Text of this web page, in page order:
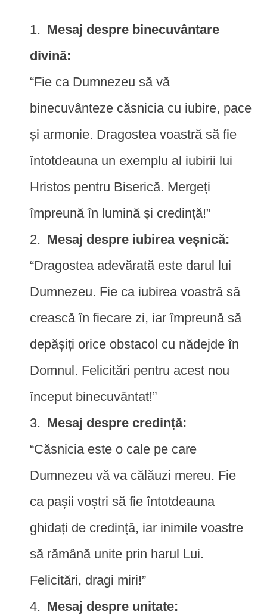
Mesaj despre binecuvântare
divină:
“Fie ca Dumnezeu să vă
binecuvânteze căsnicia cu iubire, pace
și armonie. Dragostea voastră să fie
întotdeauna un exemplu al iubirii lui
Hristos pentru Biserică. Mergeți
împreună în lumină și credință!”
Mesaj despre iubirea veșnică:
“Dragostea adevărată este darul lui
Dumnezeu. Fie ca iubirea voastră să
crească în fiecare zi, iar împreună să
depășiți orice obstacol cu nădejde în
Domnul. Felicitări pentru acest nou
început binecuvântat!”
Mesaj despre credință:
“Căsnicia este o cale pe care
Dumnezeu vă va călăuzi mereu. Fie
ca pașii voștri să fie întotdeauna
ghidați de credință, iar inimile voastre
să rămână unite prin harul Lui.
Felicitări, dragi miri!”
Mesaj despre unitate: